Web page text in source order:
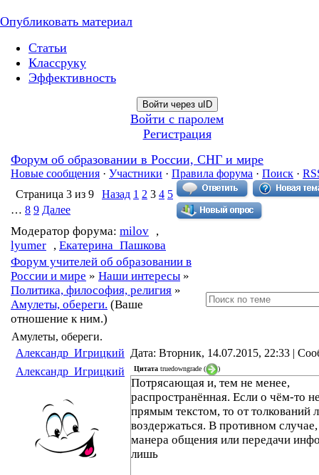
Опубликовать материал
Статьи
Классруку
Эффективность
Войти через uID
Войти с паролем
Регистрация
Форум об образовании в России, СНГ и мире
Новые сообщения · Участники · Правила форума · Поиск ·
Страница 3 из 9 Назад 1 2 3 4 5
… 8 9 Далее
Модератор форума: milov ,
lyumer , Екатерина_Пашкова
Форум учителей об образовании в
России и мире » Наши интересы »
Политика, философия, религия »
Амулеты, обереги. (Ваше
отношение к ним.)
Амулеты, обереги.
Александр_Игрицкий Дата: Вторник, 14.07.2015, 22:33 |
Александр_Игрицкий
Цитата truedowngrade ( )
Потрясающая и, тем не менее,
распространённая. Если о чём-то
прямым текстом, то от толкований
воздержаться. В противном
манера общения или передачи
лишь